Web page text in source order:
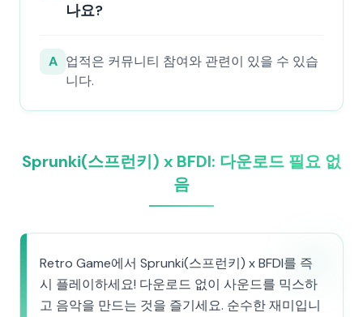
나요?
A 업적은 커뮤니티 참여와 관련이 있을 수 있습
니다.
Sprunki(스프런키) x BFDI: 다운로드 필요 없
음
Retro Game에서 Sprunki(스프런키) x BFDI를 즉
시 플레이하세요! 다운로드 없이 사운드를 믹스하
고 음악을 만드는 것을 즐기세요. 순수한 재미입니